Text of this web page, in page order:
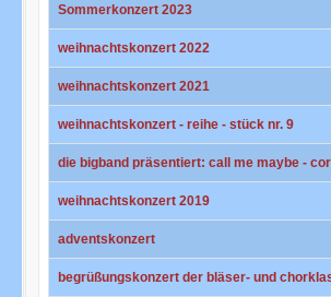
Sommerkonzert 2023
weihnachtskonzert 2022
weihnachtskonzert 2021
weihnachtskonzert - reihe - stück nr. 9
die bigband präsentiert: call me maybe -
weihnachtskonzert 2019
adventskonzert
begrüßungskonzert der bläser- und